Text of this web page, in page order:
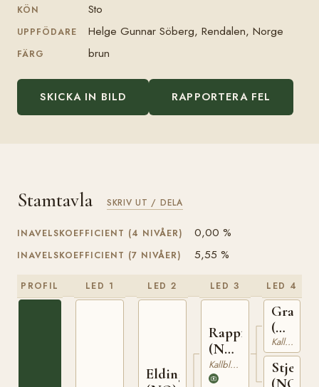
KÖN Sto
UPPFÖDARE Helge Gunnar Söberg, Rendalen, Norge
FÄRG brun
SKICKA IN BILD RAPPORTERA FEL
Stamtavla SKRIV UT / DELA
INAVELSKOEFFICIENT (4 NIVÅER) 0,00 %
INAVELSKOEFFICIENT (7 NIVÅER) 5,55 %
PROFIL LED 1 LED 2
Elding
LED 3
Rappfot
(NO)
NT
75
Kallblodig Travare
LED 4
(NO)
NT
52
Kallblodig Travare
(NO)